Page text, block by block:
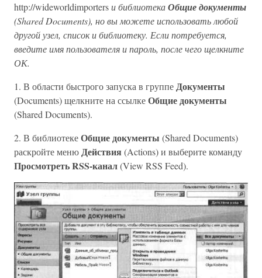
http://wideworldimportersи библиотекаОбщие документы
(Shared Documents), но вы можете использовать любой
другой узел, список и библиотеку. Если потребуется,
введите имя пользователя и пароль, после чего щелкните
ОК.
1. В области быстрого запуска в группеДокументы
(Documents) щелкните на ссылкеОбщие документы
(Shared Documents).
2. В библиотекеОбщие документы (Shared Documents)
раскройте менюДействия (Actions) и выберите команду
Просмотреть RSS-канал(View RSS Feed).